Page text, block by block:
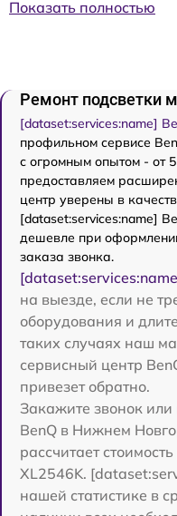
Показать полностью
Ремонт подсветки
[dataset:services:name]
профильном сервисе
с огромным опытом - от
предоставляем
центр уверены в
[dataset:services:name]
дешевле при
заказа звонка.
на выезде, если не
оборудования и
таких случаях наш
сервисный центр
привезет обратно.
Закажите звонок
BenQ в Нижнем
рассчитает
XL2546K.
нашей статистике в